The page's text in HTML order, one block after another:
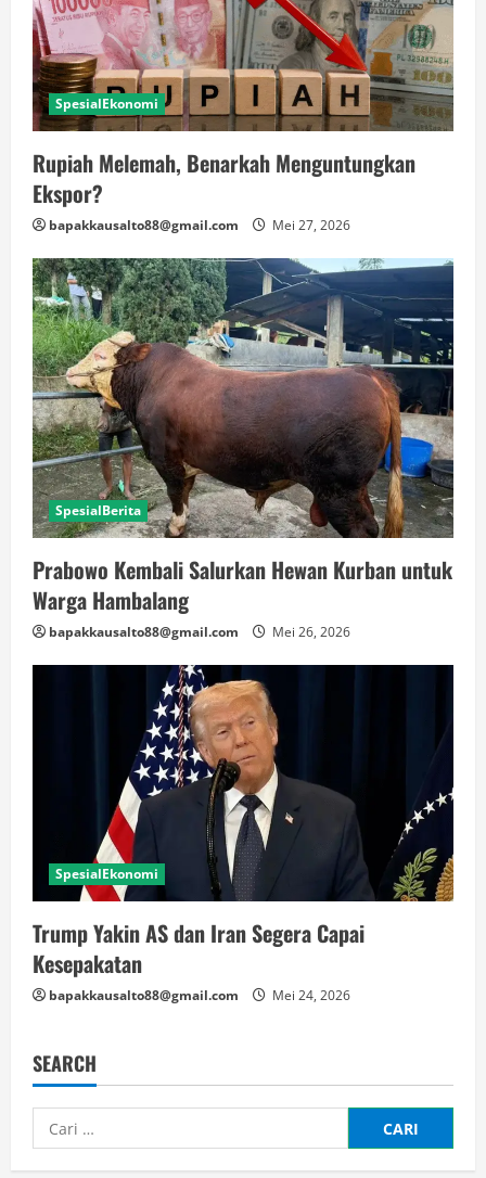
SpesialEkonomi
Rupiah Melemah, Benarkah Menguntungkan
Ekspor?
bapakkausalto88@gmail.com Mei 27, 2026
SpesialBerita
Prabowo Kembali Salurkan Hewan Kurban untuk
Warga Hambalang
bapakkausalto88@gmail.com Mei 26, 2026
SpesialEkonomi
Trump Yakin AS dan Iran Segera Capai
Kesepakatan
bapakkausalto88@gmail.com Mei 24, 2026
SEARCH
Cari
untuk: